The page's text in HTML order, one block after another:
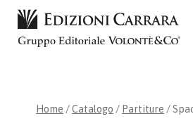
Salta
contenuto
Home /Catalogo / Partiture /